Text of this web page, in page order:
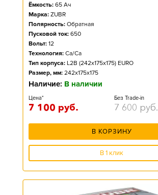
Ёмкость: 65 Ач
Марка: ZUBR
Полярность: Обратная
Пусковой ток: 650
Вольт: 12
Технология: Ca/Ca
Тип корпуса: L2B (242x175x175) EURO
Размер, мм: 242x175x175
Наличие: В наличии
Цена*
7 100 руб.
Без Trade-in
7 600 руб.
В КОРЗИНУ
В 1 клик